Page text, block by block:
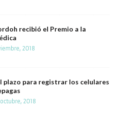
recibió el Premio a la
2018
plazo para registrar los celulares
2018